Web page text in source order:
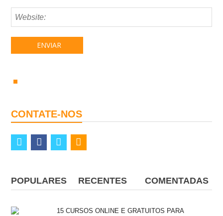
CONTATE-NOS
twitter facebookvimeo
POPULARES RECENTES COMENTADAS
15 CURSOS ONLINE E GRATUITOS PARA